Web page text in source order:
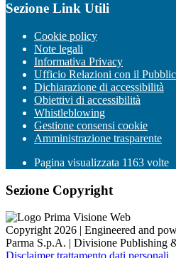
Sezione Link Utili
Cookie policy
Note legali
Informativa Privacy
Ufficio Relazioni con il
Dichiarazione di accessibilità
Obiettivi di accessibilità
Whistleblowing
Gestione consensi cookie
Amministrazione trasparente
Pagina visualizzata 1163 volte
Sezione Copyright
Copyright 2026 | Engineered and
Parma S.p.A. | Divisione Publishing